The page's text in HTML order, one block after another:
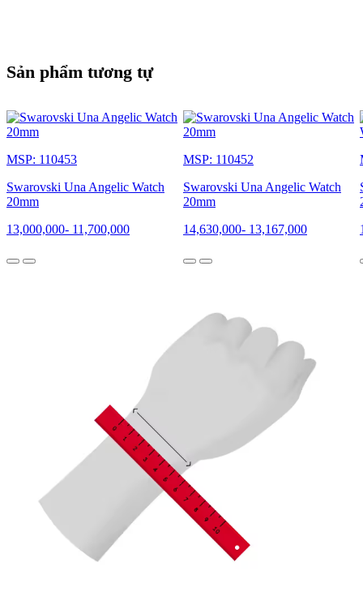
Sản phẩm tương tự
MSP: 110453
Swarovski Una Angelic Watch
20mm
13,000,000- 11,700,000
MSP: 110452
Swarovski Una Angelic Watch
20mm
14,630,000- 13,167,000